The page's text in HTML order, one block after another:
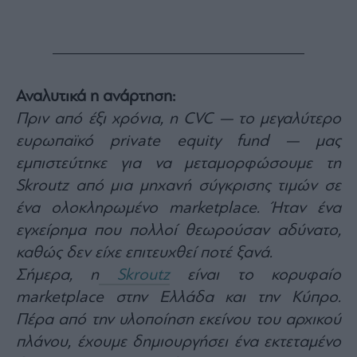
Mononews100
Εγγραφείτε
στο
Newsletter
του
mononews.gr
By
submitting
your
email,
Αναλυτικά η ανάρτηση:
Πριν από έξι χρόνια, η CVC — το μεγαλύτερο
ευρωπαϊκό private equity fund — μας
εμπιστεύτηκε για να μεταμορφώσουμε τη
Skroutz από μια μηχανή σύγκρισης τιμών σε
ένα ολοκληρωμένο marketplace. Ήταν ένα
εγχείρημα που πολλοί θεωρούσαν αδύνατο,
καθώς δεν είχε επιτευχθεί ποτέ ξανά.
Σήμερα, η Skroutzείναι το κορυφαίο
marketplace στην Ελλάδα και την Κύπρο.
Πέρα από την υλοποίηση εκείνου του αρχικού
πλάνου, έχουμε δημιουργήσει ένα εκτεταμένο